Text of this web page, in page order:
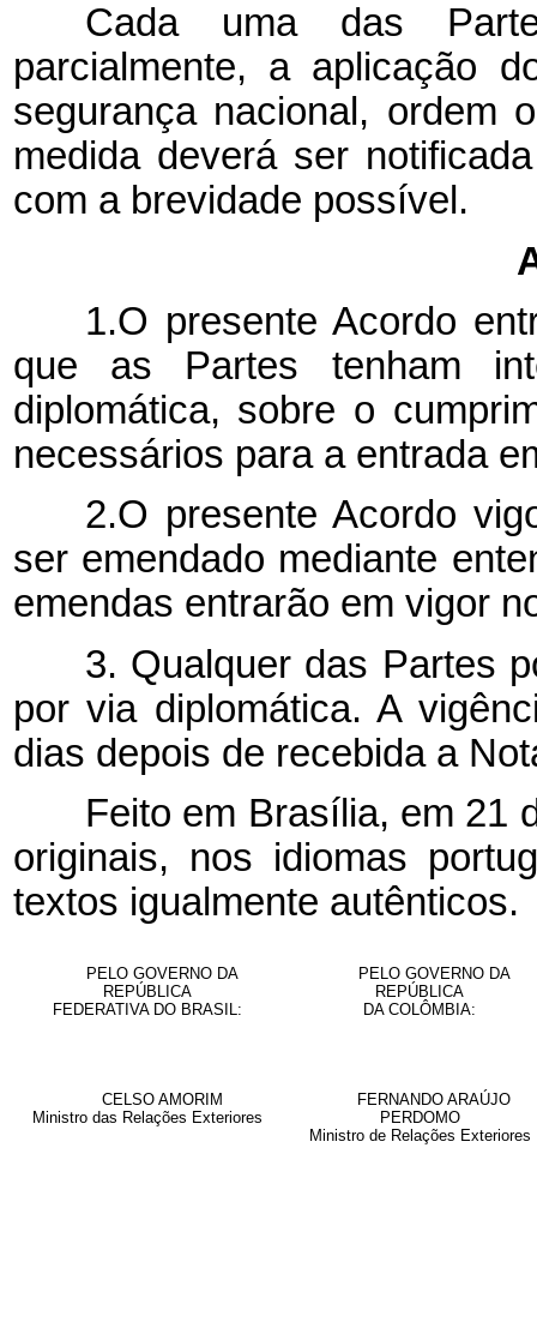
Cada uma das
parcialmente, a aplicação
segurança nacional, ordem
medida deverá ser
com a brevidade possível.
1.O presente Acordo
que as Partes tenham
diplomática, sobre o
necessários para a entrada
2.O presente Acordo
ser emendado mediante
emendas entrarão em vigor
3. Qualquer das Partes
por via diplomática. A
dias depois de recebida a
Feito em Brasília, em 21
originais, nos idiomas
textos igualmente autênticos.
PELO GOVERNO DA
REPÚBLICA
FEDERATIVA DO BRASIL:
PELO GOVERNO DA
REPÚBLICA
DA COLÔMBIA:
CELSO AMORIM
Ministro das Relações Exteriores
FERNANDO ARAÚJO
PERDOMO
Ministro de Relações Exteriores